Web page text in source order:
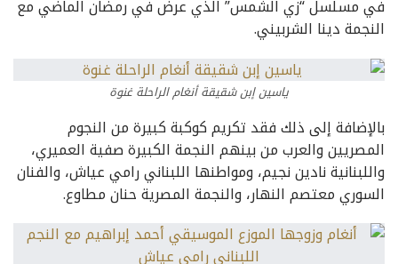
في مسلسل “زي الشمس” الذي عرض في رمضان الماضي مع
النجمة دينا الشربيني.
ياسين إبن شقيقة أنغام الراحلة غنوة
بالإضافة إلى ذلك فقد تكريم كوكبة كبيرة من النجوم
المصريين والعرب من بينهم النجمة الكبيرة صفية العميري،
واللبنانية نادين نجيم، ومواطنها اللبناني رامي عياش، والفنان
السوري معتصم النهار، والنجمة المصرية حنان مطاوع.